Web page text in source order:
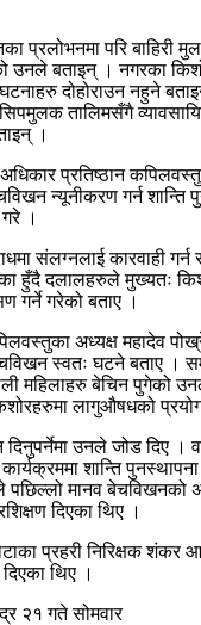
प्रलोभनमा परि बाहिरी
उनले बताइन् । नगरका
दोहोराउन नहुने
सिपमुलक तालिमसँगै
।
अधिकार प्रतिष्ठान
न्यूनीकरण गर्न शान्ति
।
संलग्नलाई कारवाही
हुँदै दलालहरुले मुख्यतः
गर्ने गरेको बताए ।
अध्यक्ष महादेव
स्वतः घटने बताए ।
महिलाहरु बेचिन पुगेको
लागुऔषधको
उनले जोड दिए ।
शान्ति
पछिल्लो मानव बेचविखनको
दिएका थिए ।
प्रहरी निरिक्षक शंकर
थिए ।
२१ गते सोमवार